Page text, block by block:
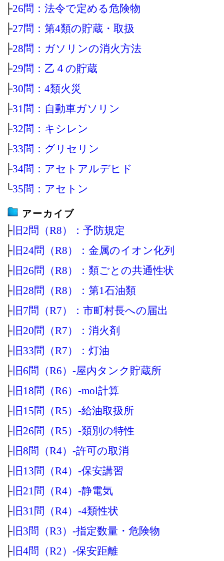
├26問：法令で定める危険物
├27問：第4類の貯蔵・取扱
├28問：ガソリンの消火方法
├29問：乙４の貯蔵
├30問：4類火災
├31問：自動車ガソリン
├32問：キシレン
├33問：グリセリン
├34問：アセトアルデヒド
└35問：アセトン
アーカイブ
├ 旧2問（R8）：予防規定
├ 旧24問（R8）：金属のイオン化列
├ 旧26問（R8）：類ごとの共通性状
├ 旧28問（R8）：第1石油類
├ 旧7問（R7）：市町村長への届出
├ 旧20問（R7）：消火剤
├ 旧33問（R7）：灯油
├ 旧6問（R6）‐屋内タンク貯蔵所
├ 旧18問（R6）‐mol計算
├ 旧15問（R5）‐給油取扱所
├ 旧26問（R5）‐類別の特性
├ 旧8問（R4）‐許可の取消
├ 旧13問（R4）‐保安講習
├ 旧21問（R4）‐静電気
├ 旧31問（R4）‐4類性状
├ 旧3問（R3）‐指定数量・危険物
├ 旧4問（R2）‐保安距離